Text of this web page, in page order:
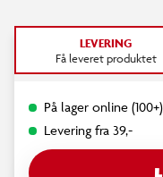
LEVERING
Få leveret produktet
På lager online (100+)
Levering fra 39,-